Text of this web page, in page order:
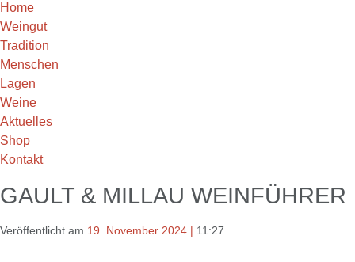
Home
Weingut
Tradition
Menschen
Lagen
Weine
Aktuelles
Shop
Kontakt
GAULT & MILLAU WEINFÜHRER
Veröffentlicht am 19. November 2024 | 11:27